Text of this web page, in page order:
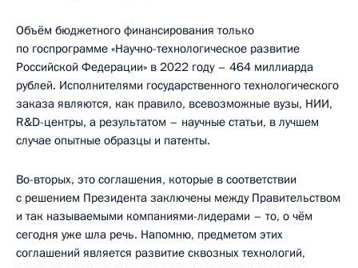
Объём бюджетного финансирования только
по госпрограмме «Научно-технологическое развитие
Российской Федерации» в 2022 году – 464 миллиарда
рублей. Исполнителями государственного технологического
заказа являются, как правило, всевозможные вузы, НИИ,
R&D-центры, а результатом – научные статьи, в лучшем
случае опытные образцы и патенты.
Во-вторых, это соглашения, которые в соответствии
с решением Президента заключены между Правительством
и так называемыми компаниями-лидерами – то, о чём
сегодня уже шла речь. Напомню, предметом этих
соглашений является развитие сквозных технологий,